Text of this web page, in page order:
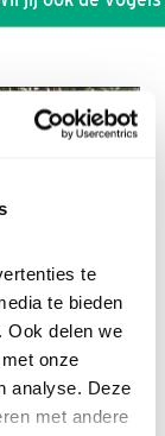
te
te bieden
Ook delen we
onze
analyse. Deze
met andere